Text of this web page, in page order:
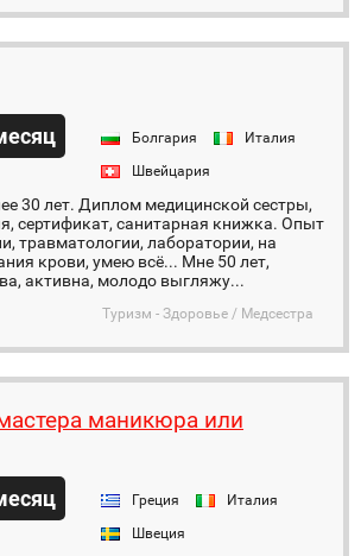
Болгария
Италия
Швейцария
30 лет. Диплом медицинской сестры,
сертификат, санитарная книжка. Опыт
травматологии, лаборатории, на
крови, умею всё... Мне 50 лет,
активна, молодо выгляжу...
Туризм - Здоровье / Медсестра
маникюра или
Греция
Италия
Швеция